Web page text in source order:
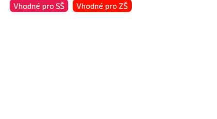
Vhodné pro SŠ Vhodné pro ZŠ